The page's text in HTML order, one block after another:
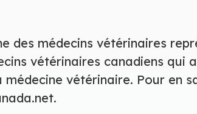
des médecins vétérinaires
vétérinaires canadiens qui
vétérinaire. Pour en